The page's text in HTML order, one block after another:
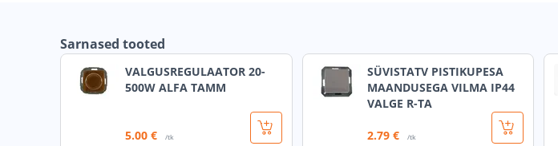
Sarnased tooted
VALGUSREGULAATOR 20-
500W ALFA TAMM
5.00 € /tk
SÜVISTATV PISTIKUPESA
MAANDUSEGA VILMA IP44
VALGE R-TA
2.79 € /tk